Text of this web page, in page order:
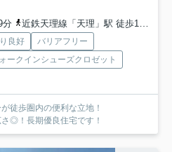
分
近鉄天理線「天理」駅 徒歩16分
良好
バリアフリー
ークインシューズクロゼット
徒歩圏内の便利な立地！
◎！長期優良住宅です！